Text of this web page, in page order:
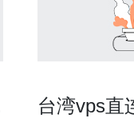
台湾vps直